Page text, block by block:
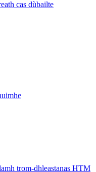
cas dùbailte
trom-dhleastanas HTM